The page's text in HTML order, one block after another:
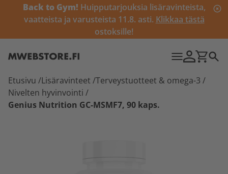
Back to Gym! Huipputarjouksia lisäravinteista,
vaatteista ja varusteista 11.8. asti. Klikkaa tästä
ostoksille!
Etusivu /Lisäravinteet /Terveystuotteet & omega-3 /
Nivelten hyvinvointi /
Genius Nutrition GC-MSMF7, 90 kaps.